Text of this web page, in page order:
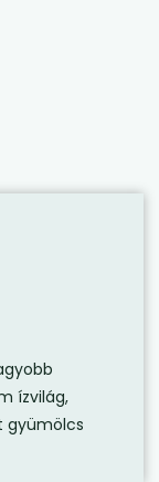
ízvilág,
gyümölcs